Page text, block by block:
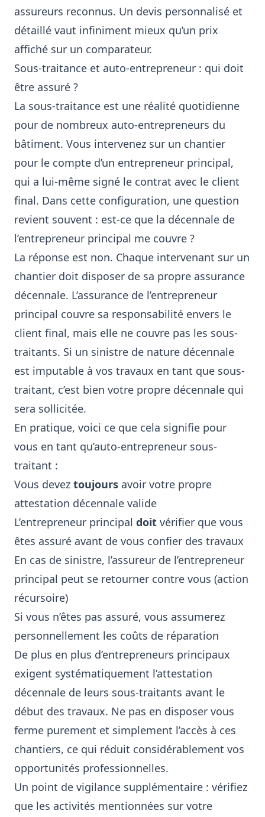
assureurs reconnus. Un devis personnalisé et
détaillé vaut infiniment mieux qu’un prix
affiché sur un comparateur.
Sous-traitance et auto-entrepreneur : qui doit
être assuré ?
La sous-traitance est une réalité quotidienne
pour de nombreux auto-entrepreneurs du
bâtiment. Vous intervenez sur un chantier
pour le compte d’un entrepreneur principal,
qui a lui-même signé le contrat avec le client
final. Dans cette configuration, une question
revient souvent : est-ce que la décennale de
l’entrepreneur principal me couvre ?
La réponse est non. Chaque intervenant sur un
chantier doit disposer de sa propre assurance
décennale. L’assurance de l’entrepreneur
principal couvre sa responsabilité envers le
client final, mais elle ne couvre pas les sous-
traitants. Si un sinistre de nature décennale
est imputable à vos travaux en tant que sous-
traitant, c’est bien votre propre décennale qui
sera sollicitée.
En pratique, voici ce que cela signifie pour
vous en tant qu’auto-entrepreneur sous-
traitant :
Vous devez toujours avoir votre propre
attestation décennale valide
L’entrepreneur principal doit vérifier que vous
êtes assuré avant de vous confier des travaux
En cas de sinistre, l’assureur de l’entrepreneur
principal peut se retourner contre vous (action
récursoire)
Si vous n’êtes pas assuré, vous assumerez
personnellement les coûts de réparation
De plus en plus d’entrepreneurs principaux
exigent systématiquement l’attestation
décennale de leurs sous-traitants avant le
début des travaux. Ne pas en disposer vous
ferme purement et simplement l’accès à ces
chantiers, ce qui réduit considérablement vos
opportunités professionnelles.
Un point de vigilance supplémentaire : vérifiez
que les activités mentionnées sur votre